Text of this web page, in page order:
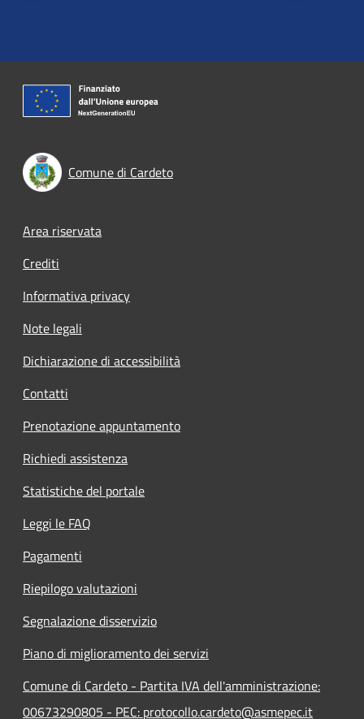
Comune di Cardeto
Footer menu
Area riservata
Crediti
Informativa privacy
Note legali
Dichiarazione di accessibilità
Contatti
Prenotazione appuntamento
Richiedi assistenza
Statistiche del portale
Leggi le FAQ
Pagamenti
Riepilogo valutazioni
Segnalazione disservizio
Piano di miglioramento dei servizi
Comune di Cardeto - Partita IVA dell'amministrazione:
00673290805 - PEC: protocollo.cardeto@asmepec.it